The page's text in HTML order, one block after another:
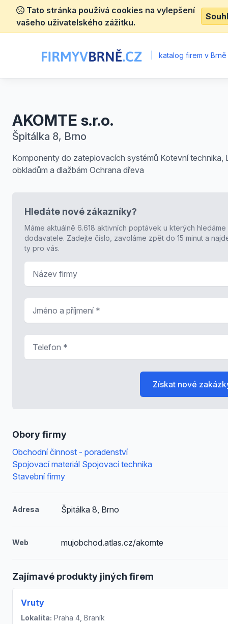
Tato stránka používá cookies na vylepšení
vašeho uživatelského zážitku.
katalog firem v Brně
AKOMTE s.r.o.
Špitálka 8, Brno
Komponenty do zateplovacích systémů Kotevní technika,
obkladům a dlažbám Ochrana dřeva
Obory firmy
Obchodní činnost - poradenství
Spojovací materiál Spojovací technika
Stavební firmy
Adresa Špitálka 8, Brno
Web mujobchod.atlas.cz/akomte
Zajímavé produkty jiných firem
Vruty
Lokalita: Praha 4, Braník
Hledáte nové zákazníky?
Máme aktuálně 6.618 aktivních poptávek u kterých hledáme
dodavatele. Zadejte číslo, zavoláme zpět do 15 minut a
ty pro vás.
Získat nové